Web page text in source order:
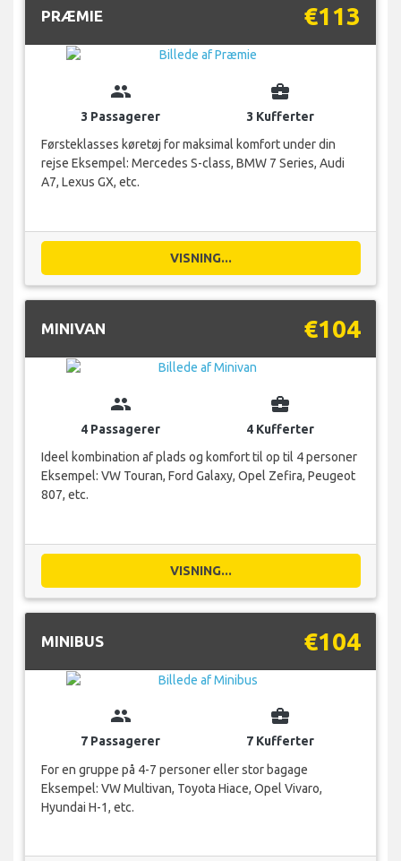
PRÆMIE €113
group
3 Passagerer
business_center
3 Kufferter
Førsteklasses køretøj for maksimal komfort under din
rejse Eksempel: Mercedes S-class, BMW 7 Series, Audi
A7, Lexus GX, etc.
VISNING...
MINIVAN €104
group
4 Passagerer
business_center
4 Kufferter
Ideel kombination af plads og komfort til op til 4 personer
Eksempel: VW Touran, Ford Galaxy, Opel Zefira, Peugeot
807, etc.
VISNING...
MINIBUS €104
group
7 Passagerer
business_center
7 Kufferter
For en gruppe på 4-7 personer eller stor bagage
Eksempel: VW Multivan, Toyota Hiace, Opel Vivaro,
Hyundai H-1, etc.